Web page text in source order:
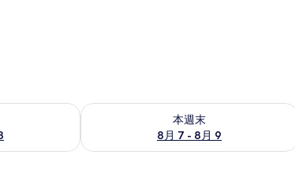
供應情況
本週末
8月 7 - 8月 9
查看本週末 (8月 7 - 8月 9) 的供應情況